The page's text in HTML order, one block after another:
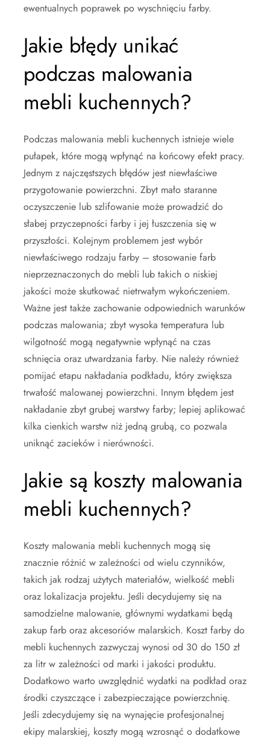
ewentualnych poprawek po wyschnięciu farby.
Jakie błędy unikać
podczas malowania
mebli kuchennych?
Podczas malowania mebli kuchennych istnieje wiele
pułapek, które mogą wpłynąć na końcowy efekt pracy.
Jednym z najczęstszych błędów jest niewłaściwe
przygotowanie powierzchni. Zbyt mało staranne
oczyszczenie lub szlifowanie może prowadzić do
słabej przyczepności farby i jej łuszczenia się w
przyszłości. Kolejnym problemem jest wybór
niewłaściwego rodzaju farby – stosowanie farb
nieprzeznaczonych do mebli lub takich o niskiej
jakości może skutkować nietrwałym wykończeniem.
Ważne jest także zachowanie odpowiednich warunków
podczas malowania; zbyt wysoka temperatura lub
wilgotność mogą negatywnie wpłynąć na czas
schnięcia oraz utwardzania farby. Nie należy również
pomijać etapu nakładania podkładu, który zwiększa
trwałość malowanej powierzchni. Innym błędem jest
nakładanie zbyt grubej warstwy farby; lepiej aplikować
kilka cienkich warstw niż jedną grubą, co pozwala
uniknąć zacieków i nierówności.
Jakie są koszty malowania
mebli kuchennych?
Koszty malowania mebli kuchennych mogą się
znacznie różnić w zależności od wielu czynników,
takich jak rodzaj użytych materiałów, wielkość mebli
oraz lokalizacja projektu. Jeśli decydujemy się na
samodzielne malowanie, głównymi wydatkami będą
zakup farb oraz akcesoriów malarskich. Koszt farby do
mebli kuchennych zazwyczaj wynosi od 30 do 150 zł
za litr w zależności od marki i jakości produktu.
Dodatkowo warto uwzględnić wydatki na podkład oraz
środki czyszczące i zabezpieczające powierzchnię.
Jeśli zdecydujemy się na wynajęcie profesjonalnej
ekipy malarskiej, koszty mogą wzrosnąć o dodatkowe